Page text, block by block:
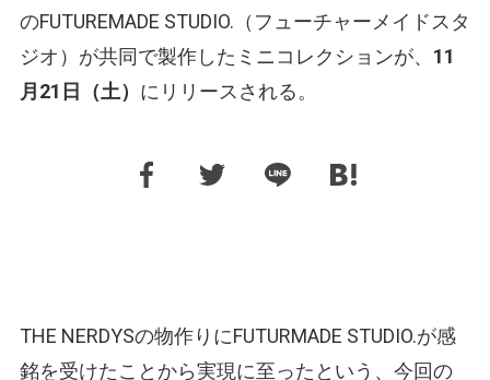
のFUTUREMADE STUDIO.（フューチャーメイドスタ
ジオ）が共同で製作したミニコレクションが、 11
月21日（土） にリリースされる。
THE NERDYSの物作りにFUTURMADE STUDIO.が感
銘を受けたことから実現に至ったという、今回の